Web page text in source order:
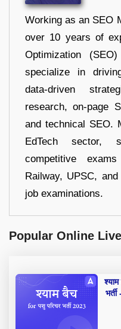
Working as an SEO
over 10 years of
Optimization
specialize in
data-driven
research, on-page
and technical SEO.
EdTech sector,
competitive
Railway, UPSC,
job examinations.
Popular Online